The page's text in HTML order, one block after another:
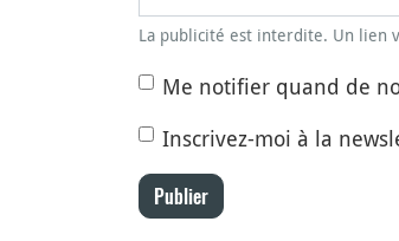
La publicité est interdite. Un lien
Me notifier quand de
Inscrivez-moi à la
Publier